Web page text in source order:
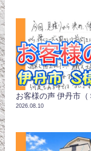
お客様の声 伊丹市（
2026.08.10